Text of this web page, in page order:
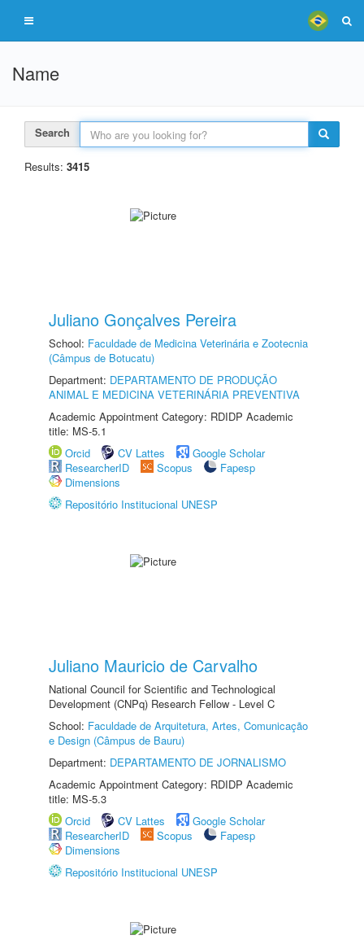
Name
Search
Results: 3415
Juliano Gonçalves Pereira
School: Faculdade de Medicina Veterinária e Zootecnia
(Câmpus de Botucatu)
Department: DEPARTAMENTO DE PRODUÇÃO
ANIMAL E MEDICINA VETERINÁRIA PREVENTIVA
Academic Appointment Category: RDIDP Academic
title: MS-5.1
Orcid
CV Lattes
Google Scholar
ResearcherID
Scopus
Fapesp
Dimensions
Repositório Institucional UNESP
Juliano Mauricio de Carvalho
National Council for Scientific and Technological
Development (CNPq) Research Fellow - Level C
School: Faculdade de Arquitetura, Artes, Comunicação
e Design (Câmpus de Bauru)
Department: DEPARTAMENTO DE JORNALISMO
Academic Appointment Category: RDIDP Academic
title: MS-5.3
Orcid
CV Lattes
Google Scholar
ResearcherID
Scopus
Fapesp
Dimensions
Repositório Institucional UNESP